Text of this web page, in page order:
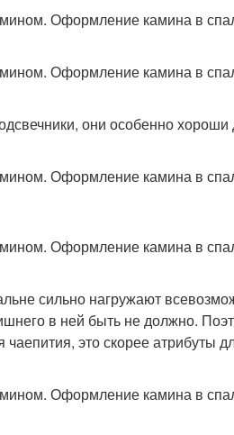
они особенно
сильно нагружают
в ней быть не должно.
это скорее атрибуты